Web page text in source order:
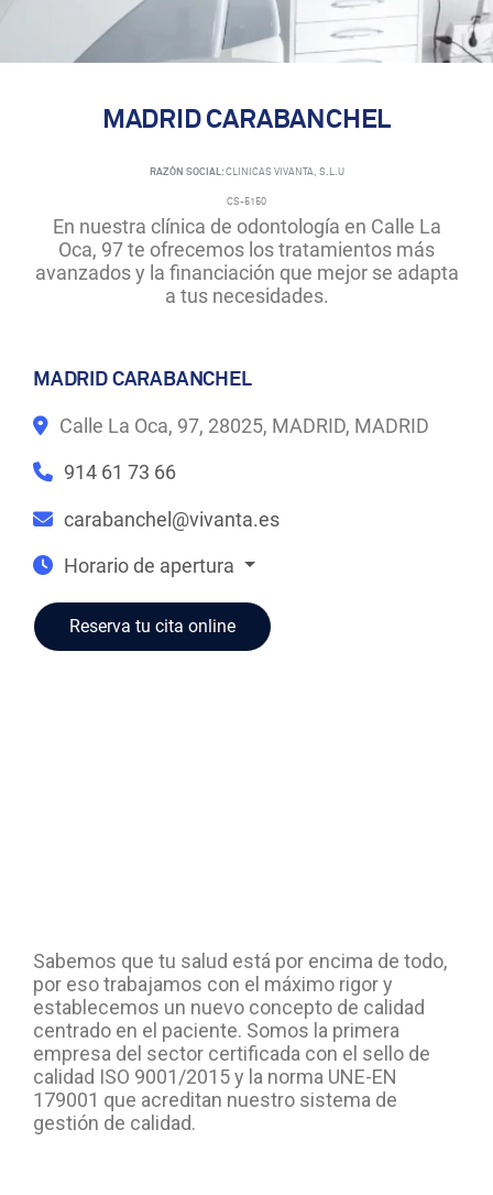
MADRID CARABANCHEL
RAZÓN SOCIAL:CLINICAS VIVANTA, S.L.U
CS-5150
En nuestra clínica de odontología en Calle La
Oca, 97 te ofrecemos los tratamientos más
avanzados y la financiación que mejor se adapta
a tus necesidades.
MADRID CARABANCHEL
Calle La Oca, 97, 28025, MADRID, MADRID
914 61 73 66
carabanchel@vivanta.es
Horario de apertura
Reserva tu cita online
Sabemos que tu salud está por encima de todo,
por eso trabajamos con el máximo rigor y
establecemos un nuevo concepto de calidad
centrado en el paciente. Somos la primera
empresa del sector certificada con el sello de
calidad ISO 9001/2015 y la norma UNE-EN
179001 que acreditan nuestro sistema de
gestión de calidad.